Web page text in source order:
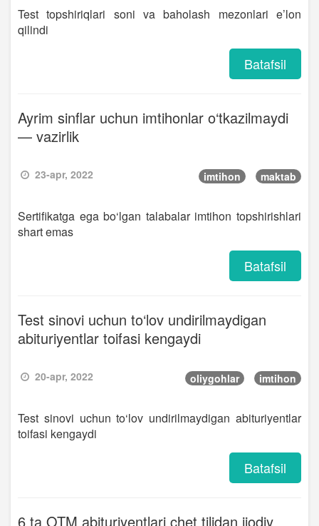
Test topshiriqlari soni va baholash mezonlari e’lon
qilindi
Batafsil
Ayrim sinflar uchun imtihonlar o‘tkazilmaydi
— vazirlik
23-apr, 2022 imtihon maktab
Sertifikatga ega bo‘lgan talabalar imtihon topshirishlari
shart emas
Batafsil
Test sinovi uchun to‘lov undirilmaydigan
abituriyentlar toifasi kengaydi
20-apr, 2022 oliygohlar imtihon
Test sinovi uchun to‘lov undirilmaydigan abituriyentlar
toifasi kengaydi
Batafsil
6 ta OTM abituriyentlari chet tilidan ijodiy